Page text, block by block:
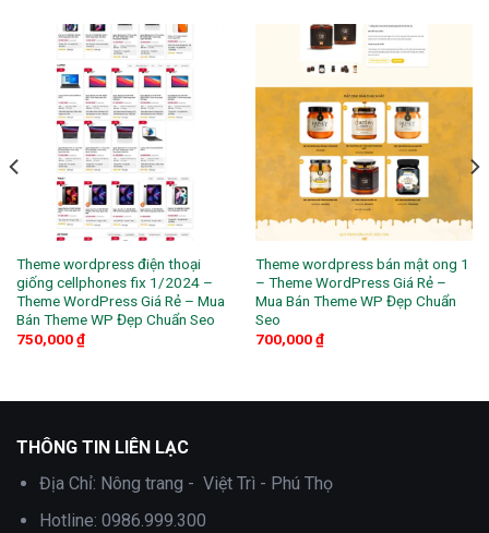
Theme wordpress điện thoại
giống cellphones fix 1/2024 –
Theme WordPress Giá Rẻ – Mua
Bán Theme WP Đẹp Chuẩn Seo
750,000₫
Theme wordpress bán mật ong 1
– Theme WordPress Giá Rẻ –
Mua Bán Theme WP Đẹp Chuẩn
Seo
700,000₫
THÔNG TIN LIÊN LẠC
Địa Chỉ: Nông trang - Việt Trì - Phú Thọ
Hotline: 0986.999.300